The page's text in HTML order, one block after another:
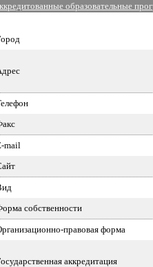
образовательные
mail
собственности
правовая форма
аккредитация